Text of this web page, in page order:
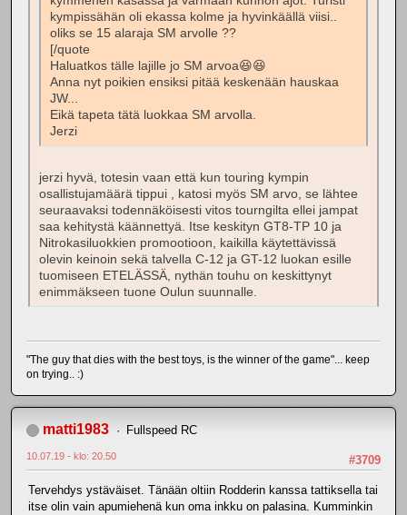
kympissähän oli ekassa kolme ja hyvinkäällä viisi..
oliks se 15 alaraja SM arvolle ??
[/quote
Haluatkos tälle lajille jo SM arvoa😆😆
Anna nyt poikien ensiksi pitää keskenään hauskaa
JW...
Eikä tapeta tätä luokkaa SM arvolla.
Jerzi
jerzi hyvä, totesin vaan että kun touring kympin
osallistujamäärä tippui , katosi myös SM arvo, se lähtee
seuraavaksi todennäköisesti vitos tourngilta ellei jampat
saa kehitystä käännettyä. Itse keskityn GT8-TP 10 ja
Nitrokasiluokkien promootioon, kaikilla käytettävissä
olevin keinoin sekä talvella C-12 ja GT-12 luokan esille
tuomiseen ETELÄSSÄ, nythän touhu on keskittynyt
enimmäkseen tuone Oulun suunnalle.
"The guy that dies with the best toys, is the winner of the game"... keep
on trying.. :)
matti1983 Fullspeed RC
#3709
10.07.19 - klo: 20.50
Tervehdys ystäväiset. Tänään oltiin Rodderin kanssa tattiksella tai
itse olin vain apumiehenä kun oma inkku on palasina. Kumminkin